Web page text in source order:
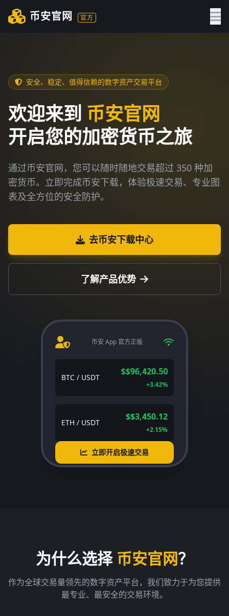
币安官网 官方
安全、稳定、值得信赖的数字资产交易平台
欢迎来到 币安官网
开启您的加密货币之旅
通过币安官网，您可以随时随地交易超过 350 种加
密货币。立即完成币安下载，体验极速交易、专业图
表及全方位的安全防护。
去币安下载中心
了解产品优势
币安 App 官方正版
BTC / USDT
$$96,420.50
+3.42%
ETH / USDT
$$3,450.12
+2.15%
立即开启极速交易
为什么选择 币安官网？
作为全球交易量领先的数字资产平台，我们致力于为您提供
最专业、最安全的交易环境。